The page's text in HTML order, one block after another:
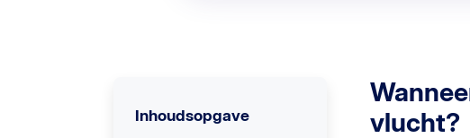
Inhoudsopgave
vlucht?